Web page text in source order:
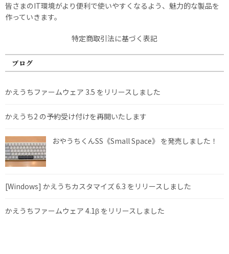
皆さまのIT環境がより便利で使いやすくなるよう、魅力的な製品を
作っていきます。
特定商取引法に基づく表記
ブログ
かえうちファームウェア 3.5 をリリースしました
かえうち2 の予約受け付けを再開いたします
おやうちくんSS《Small Space》 を発売しました！
[Windows] かえうちカスタマイズ 6.3 をリリースしました
かえうちファームウェア 4.1β をリリースしました